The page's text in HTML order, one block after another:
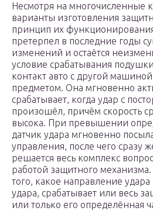
Несмотря на многочисленные
варианты изготовления
принцип их
претерпел в последние годы
изменений и остаётся
условие срабатывания
контакт авто с другой
предметом. Она мгновенно
срабатывает, когда удар с
произошёл, причём скорость
высока. При превышении
датчик удара мгновенно
управления, после чего сразу
решается весь комплекс
работой защитного
того, какое направление удара
удара, срабатывает или весь
или только его определённая